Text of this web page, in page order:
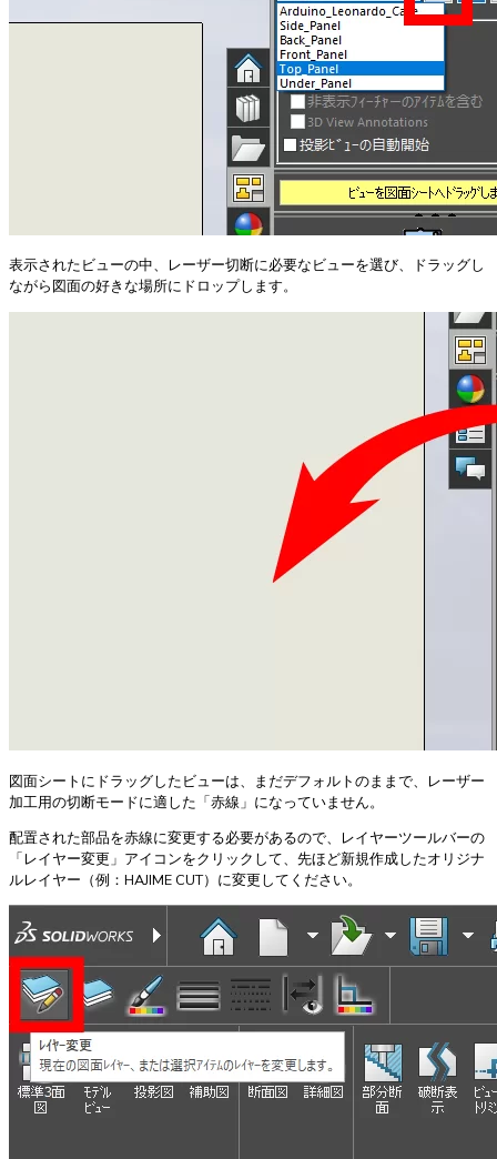
表示されたビューの中、レーザー切断に必要なビューを選び、ドラッグし
ながら図面の好きな場所にドロップします。
図面シートにドラッグしたビューは、まだデフォルトのままで、レーザー
加工用の切断モードに適した「赤線」になっていません。
配置された部品を赤線に変更する必要があるので、レイヤーツールバーの
「レイヤー変更」アイコンをクリックして、先ほど新規作成したオリジナ
ルレイヤー（例：HAJIME CUT）に変更してください。